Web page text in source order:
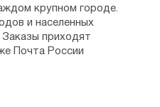
крупном городе.
и населенных
приходят
Почта России